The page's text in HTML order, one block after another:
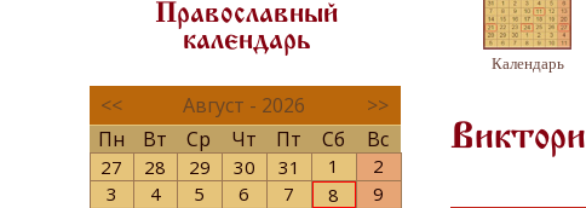
Православный
календарь
<< Август - 2026
>>
Пн
Вт Ср Чт Пт Сб Вс
27 28 29 30 31 1
2
3
4 5 6 7 8
9
Календарь